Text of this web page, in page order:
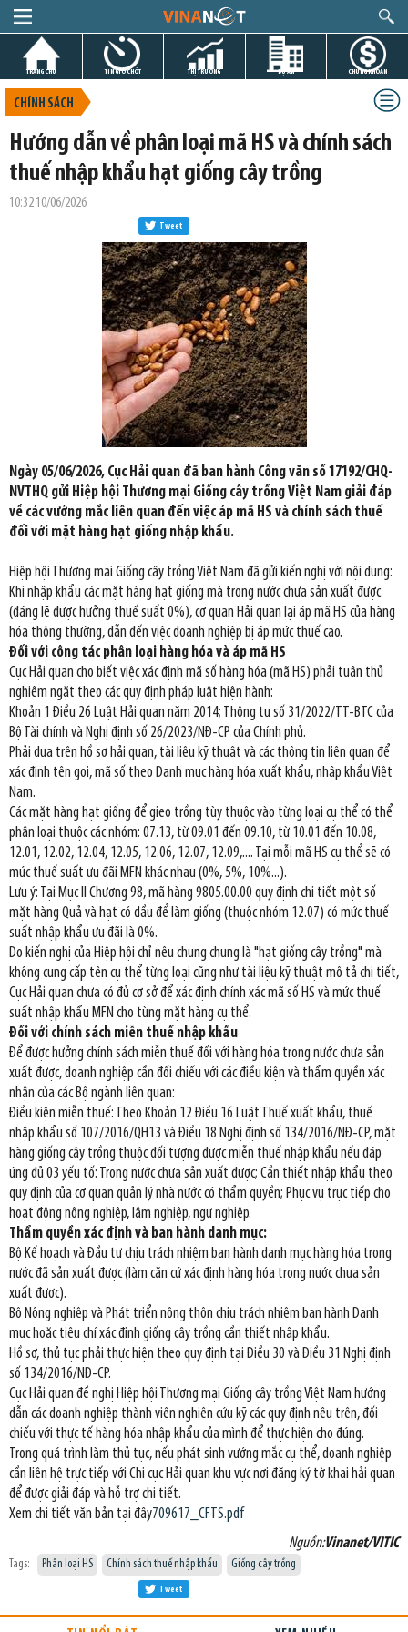
TRANG CHỦ TIN GIỜ CHÓT THỊ TRƯỜNG DỰ ÁN CHỨNG KHOÁN
CHÍNH SÁCH
Hướng dẫn về phân loại mã HS và chính sách
thuế nhập khẩu hạt giống cây trồng
10:32 10/06/2026
Tweet
Ngày 05/06/2026, Cục Hải quan đã ban hành Công văn số 17192/CHQ-
NVTHQ gửi Hiệp hội Thương mại Giống cây trồng Việt Nam giải đáp
về các vướng mắc liên quan đến việc áp mã HS và chính sách thuế
đối với mặt hàng hạt giống nhập khẩu.
Hiệp hội Thương mại Giống cây trồng Việt Nam đã gửi kiến nghị với nội dung:
Khi nhập khẩu các mặt hàng hạt giống mà trong nước chưa sản xuất được
(đáng lẽ được hưởng thuế suất 0%), cơ quan Hải quan lại áp mã HS của hàng
hóa thông thường, dẫn đến việc doanh nghiệp bị áp mức thuế cao.
Đối với công tác phân loại hàng hóa và áp mã HS
Cục Hải quan cho biết việc xác định mã số hàng hóa (mã HS) phải tuân thủ
nghiêm ngặt theo các quy định pháp luật hiện hành:
Khoản 1 Điều 26 Luật Hải quan năm 2014; Thông tư số 31/2022/TT-BTC của
Bộ Tài chính và Nghị định số 26/2023/NĐ-CP của Chính phủ.
Phải dựa trên hồ sơ hải quan, tài liệu kỹ thuật và các thông tin liên quan để
xác định tên gọi, mã số theo Danh mục hàng hóa xuất khẩu, nhập khẩu Việt
Nam.
Các mặt hàng hạt giống để gieo trồng tùy thuộc vào từng loại cụ thể có thể
phân loại thuộc các nhóm: 07.13, từ 09.01 đến 09.10, từ 10.01 đến 10.08,
12.01, 12.02, 12.04, 12.05, 12.06, 12.07, 12.09,.... Tại mỗi mã HS cụ thể sẽ có
mức thuế suất ưu đãi MFN khác nhau (0%, 5%, 10%...).
Lưu ý: Tại Mục II Chương 98, mã hàng 9805.00.00 quy định chi tiết một số
mặt hàng Quả và hạt có dầu để làm giống (thuộc nhóm 12.07) có mức thuế
suất nhập khẩu ưu đãi là 0%.
Do kiến nghị của Hiệp hội chỉ nêu chung chung là "hạt giống cây trồng" mà
không cung cấp tên cụ thể từng loại cũng như tài liệu kỹ thuật mô tả chi tiết,
Cục Hải quan chưa có đủ cơ sở để xác định chính xác mã số HS và mức thuế
suất nhập khẩu MFN cho từng mặt hàng cụ thể.
Đối với chính sách miễn thuế nhập khẩu
Để được hưởng chính sách miễn thuế đối với hàng hóa trong nước chưa sản
xuất được, doanh nghiệp cần đối chiếu với các điều kiện và thẩm quyền xác
nhận của các Bộ ngành liên quan:
Điều kiện miễn thuế: Theo Khoản 12 Điều 16 Luật Thuế xuất khẩu, thuế
nhập khẩu số 107/2016/QH13 và Điều 18 Nghị định số 134/2016/NĐ-CP, mặt
hàng giống cây trồng thuộc đối tượng được miễn thuế nhập khẩu nếu đáp
ứng đủ 03 yếu tố: Trong nước chưa sản xuất được; Cần thiết nhập khẩu theo
quy định của cơ quan quản lý nhà nước có thẩm quyền; Phục vụ trực tiếp cho
hoạt động nông nghiệp, lâm nghiệp, ngư nghiệp.
Thẩm quyền xác định và ban hành danh mục:
Bộ Kế hoạch và Đầu tư chịu trách nhiệm ban hành danh mục hàng hóa trong
nước đã sản xuất được (làm căn cứ xác định hàng hóa trong nước chưa sản
xuất được).
Bộ Nông nghiệp và Phát triển nông thôn chịu trách nhiệm ban hành Danh
mục hoặc tiêu chí xác định giống cây trồng cần thiết nhập khẩu.
Hồ sơ, thủ tục phải thực hiện theo quy định tại Điều 30 và Điều 31 Nghị định
số 134/2016/NĐ-CP.
Cục Hải quan đề nghị Hiệp hội Thương mại Giống cây trồng Việt Nam hướng
dẫn các doanh nghiệp thành viên nghiên cứu kỹ các quy định nêu trên, đối
chiếu với thực tế hàng hóa nhập khẩu của mình để thực hiện cho đúng.
Trong quá trình làm thủ tục, nếu phát sinh vướng mắc cụ thể, doanh nghiệp
cần liên hệ trực tiếp với Chi cục Hải quan khu vực nơi đăng ký tờ khai hải quan
để được giải đáp và hỗ trợ chi tiết.
Xem chi tiết văn bản tại đây709617_CFTS.pdf
Nguồn:Vinanet/VITIC
Tags: Phân loại HS Chính sách thuế nhập khẩu Giống cây trồng
Tweet